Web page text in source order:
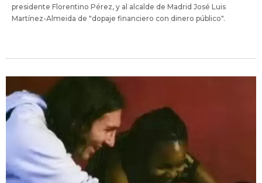
presidente Florentino Pérez, y al alcalde de Madrid José Luis
Martínez-Almeida de "dopaje financiero con dinero público".